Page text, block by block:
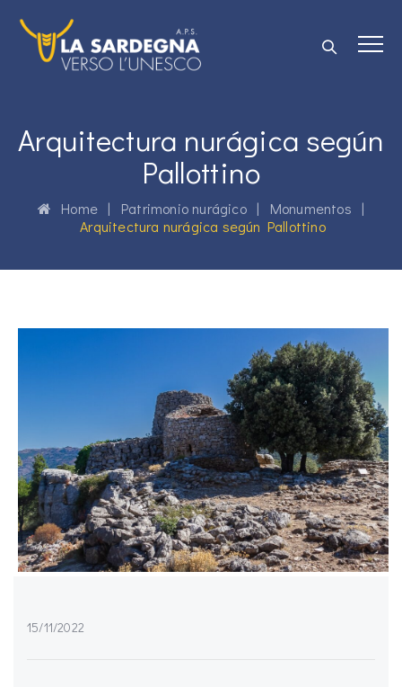
Arquitectura nurágica según
Pallottino
Home| Patrimonio nurágico| Monumentos |
Arquitectura nurágica según Pallottino
15/11/2022